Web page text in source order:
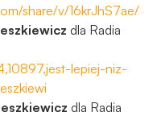
share/v/16krJhS7ae/
dla Radia
lepiej-niz-
dla Radia